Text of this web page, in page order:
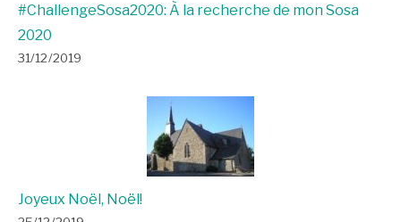
#ChallengeSosa2020: À la recherche de mon Sosa
2020
31/12/2019
Joyeux Noël, Noël!